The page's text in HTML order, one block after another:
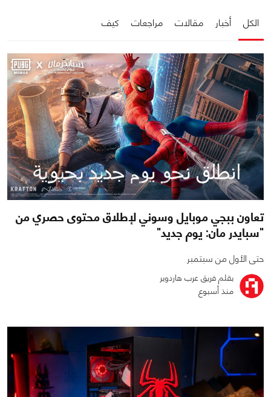
الكل أخبار مقالات مراجعات كيف
1
تعاون ببجي موبايل وسوني لإطلاق محتوى حصري من
"سبايدر مان: يوم جديد"
حتى الأول من سبتمبر
بقلم فريق عرب هاردوير
منذ أسبوع